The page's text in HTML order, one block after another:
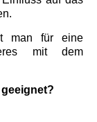
man für eine
mit dem
geeignet?